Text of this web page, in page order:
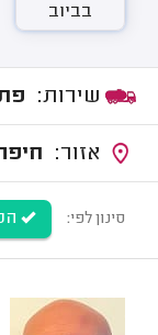
בביוב
סינון לפי: